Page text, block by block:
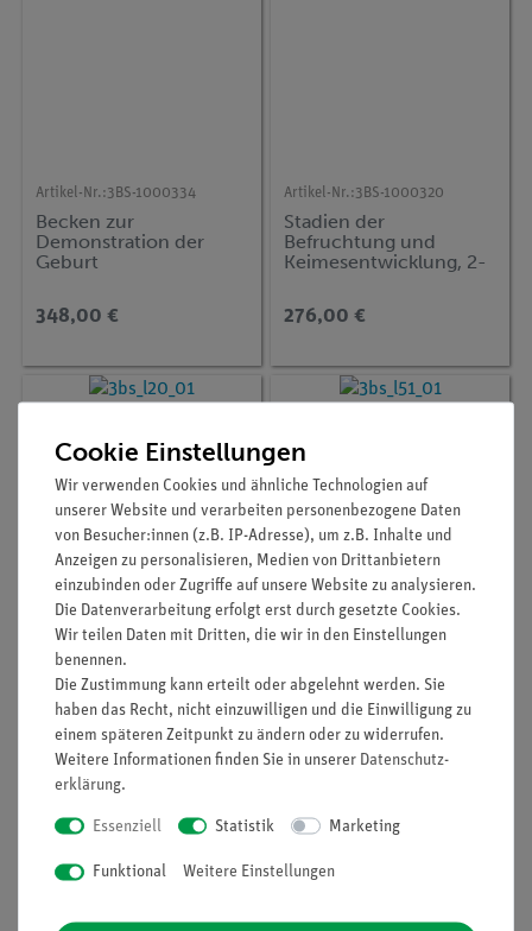
Artikel-Nr.:3BS-1000334
Becken zur
Demonstration der
Geburt
348,00 €
Artikel-Nr.:3BS-1000320
Stadien der
Befruchtung und
Keimesentwicklung, 2-
276,00 €
Artikel-Nr.: 3BS-1000333
Schwangerschaftsbeck
en, 3-teilig
549,00 €
Artikel-Nr.:3BS-1000343
Umhängen
1.189,00 €
Cookie Einstellungen
Wir verwenden Cookies und ähnliche Technologien auf
unserer Website und verarbeiten personenbezogene Daten
von Besucher:innen (z.B. IP-Adresse), um z.B. Inhalte und
Anzeigen zu personalisieren, Medien von Drittanbietern
einzubinden oder Zugriffe auf unsere Website zu analysieren.
Die Datenverarbeitung erfolgt erst durch gesetzte Cookies.
Wir teilen Daten mit Dritten, die wir in den Einstellungen
benennen.
Die Zustimmung kann erteilt oder abgelehnt werden. Sie
haben das Recht, nicht einzuwilligen und die Einwilligung zu
einem späteren Zeitpunkt zu ändern oder zu widerrufen.
Weitere Informationen finden Sie in unserer Daten­schutz­
erklärung.
Essenziell Statistik Marketing
Funktional Weitere Einstellungen